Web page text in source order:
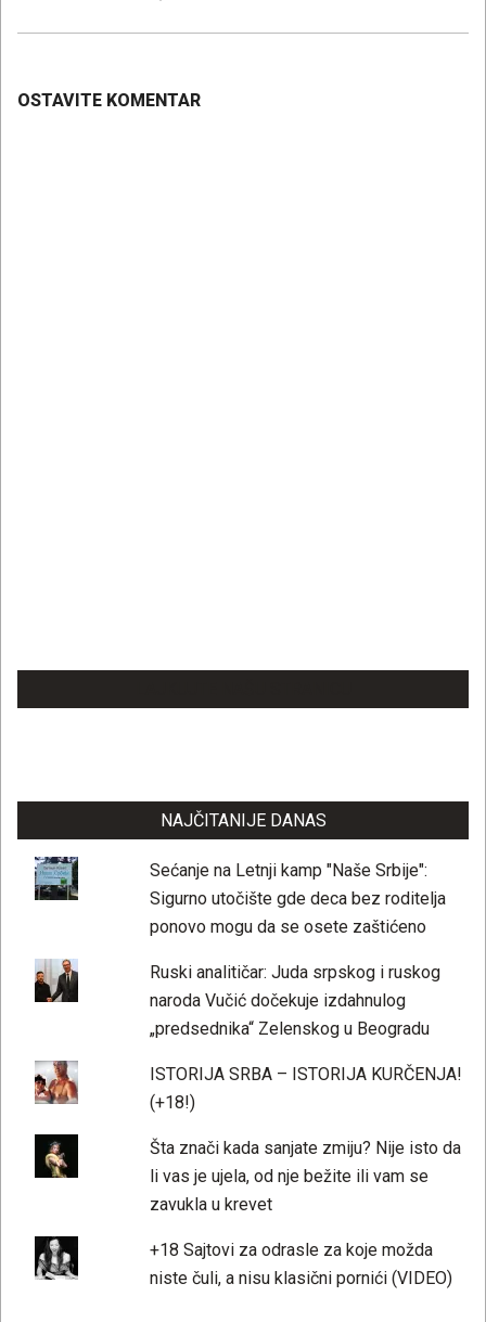
OSTAVITE KOMENTAR
NAJČITANIJE DANAS
Sećanje na Letnji kamp "Naše Srbije":
Sigurno utočište gde deca bez roditelja
ponovo mogu da se osete zaštićeno
Ruski analitičar: Juda srpskog i ruskog
naroda Vučić dočekuje izdahnulog
„predsednika“ Zelenskog u Beogradu
ISTORIJA SRBA – ISTORIJA KURČENJA!
(+18!)
Šta znači kada sanjate zmiju? Nije isto da
li vas je ujela, od nje bežite ili vam se
zavukla u krevet
+18 Sajtovi za odrasle za koje možda
niste čuli, a nisu klasični pornići (VIDEO)